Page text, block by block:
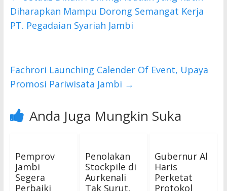
o
o
A
p
Diharapkan Mampu Dorong Semangat Kerja
PT. Pegadaian Syariah Jambi
Fachrori Launching Calender Of Event, Upaya
Promosi Pariwisata Jambi →
Anda Juga Mungkin Suka
Pemprov
Jambi
Segera
Perbaiki
Penolakan
Stockpile di
Aurkenali
Tak Surut,
Gubernur Al
Haris
Perketat
Protokol